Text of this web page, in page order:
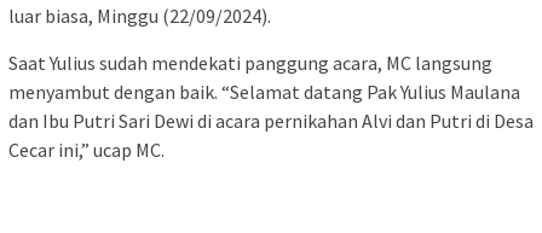
luar biasa, Minggu (22/09/2024).
Saat Yulius sudah mendekati panggung acara, MC langsung
menyambut dengan baik. “Selamat datang Pak Yulius Maulana
dan Ibu Putri Sari Dewi di acara pernikahan Alvi dan Putri di Desa
Cecar ini,” ucap MC.